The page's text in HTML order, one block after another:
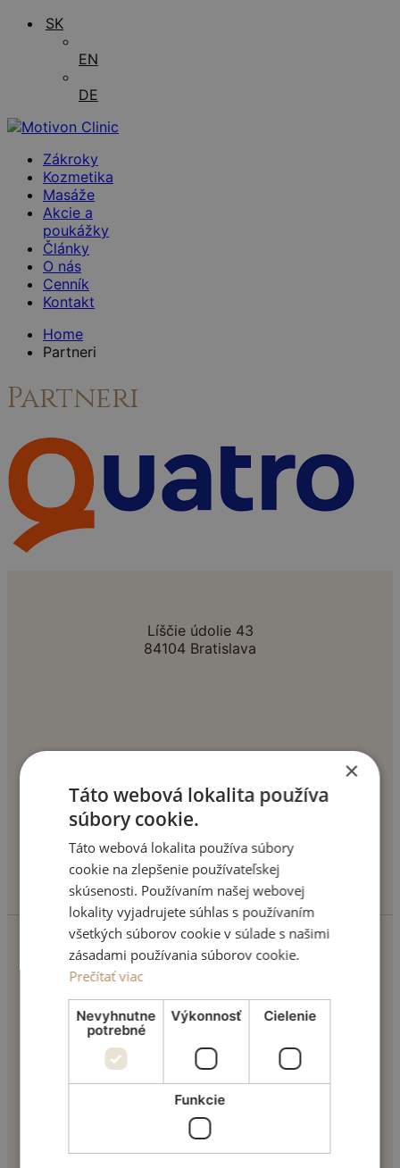
SK
EN
DE
Zákroky
Kozmetika
Masáže
Akcie a
poukážky
Články
O nás
Cenník
Kontakt
Home
Partneri
Partneri
Líščie údolie 43
84104 Bratislava
info@motivonclinic.com
Úprava očných viečok
Opravy nosa
Vyhladenie vrások
Ostatné tvárové operácie
PRSIA
Zväčšenie pŕs
Zmenšenie pŕs
×
Táto webová lokalita používa
súbory cookie.
Táto webová lokalita používa súbory
cookie na zlepšenie používateľskej
skúsenosti. Používaním našej webovej
lokality vyjadrujete súhlas s používaním
všetkých súborov cookie v súlade s našimi
zásadami používania súborov cookie.
Prečítať viac
Nevyhnutne
potrebné
Výkonnosť Cielenie
Funkcie